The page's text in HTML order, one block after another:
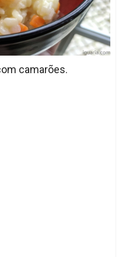
camarões.